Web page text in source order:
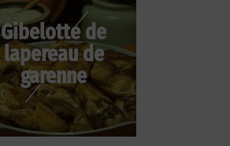
Gibelotte de
lapereau de
garenne